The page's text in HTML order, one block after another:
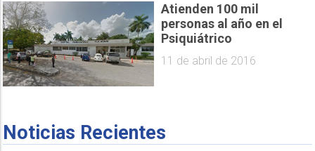
Atienden 100 mil
personas al año en el
Psiquiátrico
11 de abril de 2016
Noticias Recientes